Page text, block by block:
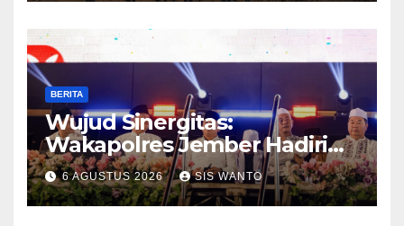
Mumbul dan Kebun
Glantangan
BERITA
Wujud Sinergitas:
Wakapolres Jember Hadiri
Sholawat & Doa Sambut HUT
RI ke-81
6 AGUSTUS 2026 SIS WANTO